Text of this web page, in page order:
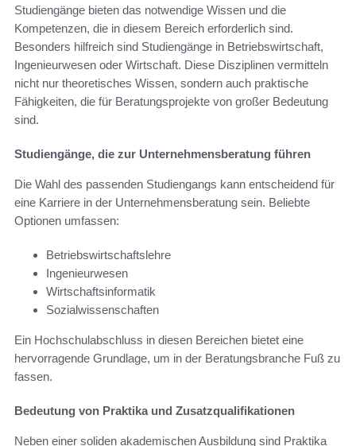
Studiengänge bieten das notwendige Wissen und die
Kompetenzen, die in diesem Bereich erforderlich sind.
Besonders hilfreich sind Studiengänge in Betriebswirtschaft,
Ingenieurwesen oder Wirtschaft. Diese Disziplinen vermitteln
nicht nur theoretisches Wissen, sondern auch praktische
Fähigkeiten, die für Beratungsprojekte von großer Bedeutung
sind.
Studiengänge, die zur Unternehmensberatung führen
Die Wahl des passenden Studiengangs kann entscheidend für
eine Karriere in der Unternehmensberatung sein. Beliebte
Optionen umfassen:
Betriebswirtschaftslehre
Ingenieurwesen
Wirtschaftsinformatik
Sozialwissenschaften
Ein Hochschulabschluss in diesen Bereichen bietet eine
hervorragende Grundlage, um in der Beratungsbranche Fuß zu
fassen.
Bedeutung von Praktika und Zusatzqualifikationen
Neben einer soliden akademischen Ausbildung sind Praktika